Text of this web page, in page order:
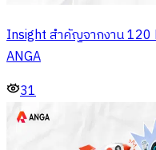
Insight สำคัญจากงาน 120
ANGA
31